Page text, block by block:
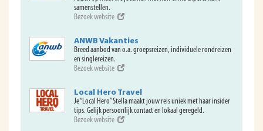
samenstellen.
Bezoek website
ANWB Vakanties
Breed aanbod van o.a. groepsreizen, individuele rondreizen
en singlereizen.
Bezoek website
Local Hero Travel
Je “Local Hero” Stella maakt jouw reis uniek met haar insider
tips. Gelijk persoonlijk contact en lokaal geregeld.
Bezoek website